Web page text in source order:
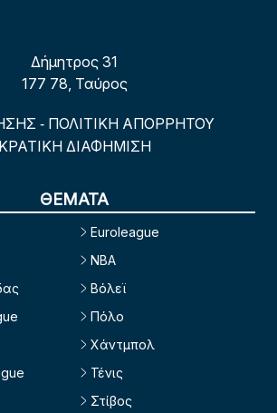
Δήμητρος 31
177 78, Ταύρος
- ΠΟΛΙΤΙΚΗ ΑΠΟΡΡΗΤΟΥ
ΚΡΑΤΙΚΗ ΔΙΑΦΗΜΙΣΗ
ΘΕΜΑΤΑ
Euroleague
NBA
Βόλεϊ
Πόλο
Χάντμπολ
Τένις
Στίβος